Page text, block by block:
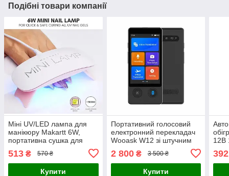
Подібні товари компанії
Міні UV/LED лампа для
манікюру Makartt 6W,
портативна сушка для
513 ₴ 570 ₴
Купити
Портативний голосовий
електронний перекладач
Wooask W12 зі штучним
інтелектом кишеньковий
онлайн/офлайн
перекладач з екраном та к
2 800₴ 3 500 ₴
Купити
12В
392